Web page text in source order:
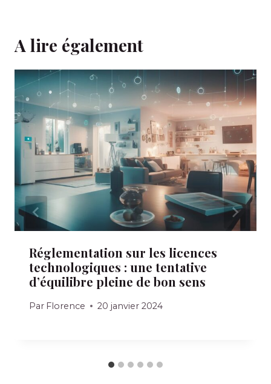
A lire également
Réglementation sur les licences
technologiques : une tentative
d’équilibre pleine de bon sens
Par Florence 20 janvier 2024